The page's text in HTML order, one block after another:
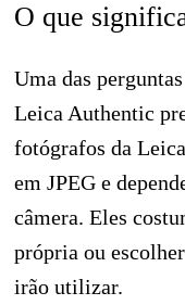
O que
Uma das
Leica Authentic
fotógrafos da
em JPEG e
câmera. Eles
própria ou
irão utilizar.